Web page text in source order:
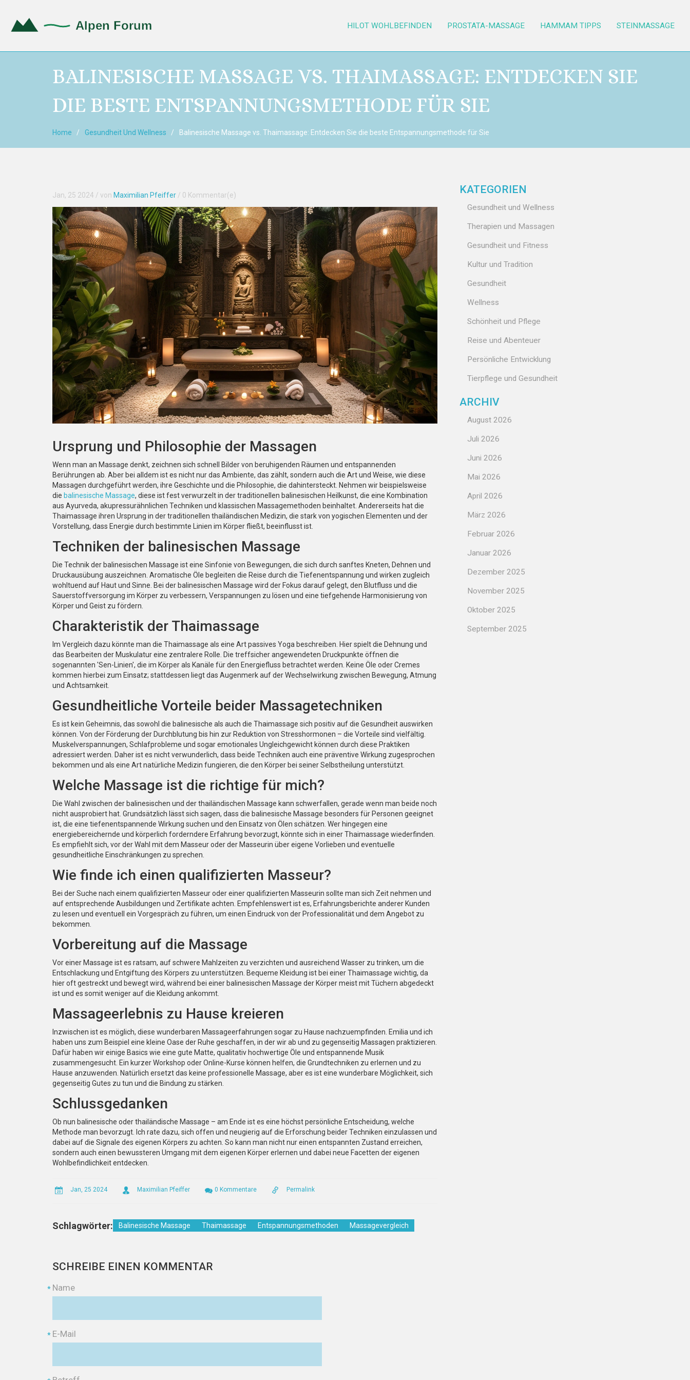
HILOT WOHLBEFINDEN PROSTATA-MASSAGE HAMMAM TIPPS STEINMASSAGE
BALINESISCHE MASSAGE VS. THAIMASSAGE: ENTDECKEN SIE
DIE BESTE ENTSPANNUNGSMETHODE FÜR SIE
Home Gesundheit Und Wellness Balinesische Massage vs. Thaimassage: Entdecken Sie die beste Entspannungsmethode für Sie
Jan, 25 2024 / von Maximilian Pfeiffer / 0 Kommentar(e)
Ursprung und Philosophie der Massagen
Wenn man an Massage denkt, zeichnen sich schnell Bilder von beruhigenden Räumen und entspannenden
Berührungen ab. Aber bei alldem ist es nicht nur das Ambiente, das zählt, sondern auch die Art und Weise, wie diese
Massagen durchgeführt werden, ihre Geschichte und die Philosophie, die dahintersteckt. Nehmen wir beispielsweise
die balinesische Massage, diese ist fest verwurzelt in der traditionellen balinesischen Heilkunst, die eine Kombination
aus Ayurveda, akupressurähnlichen Techniken und klassischen Massagemethoden beinhaltet. Andererseits hat die
Thaimassage ihren Ursprung in der traditionellen thailändischen Medizin, die stark von yogischen Elementen und der
Vorstellung, dass Energie durch bestimmte Linien im Körper fließt, beeinflusst ist.
Techniken der balinesischen Massage
Die Technik der balinesischen Massage ist eine Sinfonie von Bewegungen, die sich durch sanftes Kneten, Dehnen und
Druckausübung auszeichnen. Aromatische Öle begleiten die Reise durch die Tiefenentspannung und wirken zugleich
wohltuend auf Haut und Sinne. Bei der balinesischen Massage wird der Fokus darauf gelegt, den Blutfluss und die
Sauerstoffversorgung im Körper zu verbessern, Verspannungen zu lösen und eine tiefgehende Harmonisierung von
Körper und Geist zu fördern.
Charakteristik der Thaimassage
Im Vergleich dazu könnte man die Thaimassage als eine Art passives Yoga beschreiben. Hier spielt die Dehnung und
das Bearbeiten der Muskulatur eine zentralere Rolle. Die treffsicher angewendeten Druckpunkte öffnen die
sogenannten 'Sen-Linien', die im Körper als Kanäle für den Energiefluss betrachtet werden. Keine Öle oder Cremes
kommen hierbei zum Einsatz; stattdessen liegt das Augenmerk auf der Wechselwirkung zwischen Bewegung, Atmung
und Achtsamkeit.
Gesundheitliche Vorteile beider Massagetechniken
Es ist kein Geheimnis, das sowohl die balinesische als auch die Thaimassage sich positiv auf die Gesundheit auswirken
können. Von der Förderung der Durchblutung bis hin zur Reduktion von Stresshormonen – die Vorteile sind vielfältig.
Muskelverspannungen, Schlafprobleme und sogar emotionales Ungleichgewicht können durch diese Praktiken
adressiert werden. Daher ist es nicht verwunderlich, dass beide Techniken auch eine präventive Wirkung zugesprochen
bekommen und als eine Art natürliche Medizin fungieren, die den Körper bei seiner Selbstheilung unterstützt.
Welche Massage ist die richtige für mich?
Die Wahl zwischen der balinesischen und der thailändischen Massage kann schwerfallen, gerade wenn man beide noch
nicht ausprobiert hat. Grundsätzlich lässt sich sagen, dass die balinesische Massage besonders für Personen geeignet
ist, die eine tiefenentspannende Wirkung suchen und den Einsatz von Ölen schätzen. Wer hingegen eine
energiebereichernde und körperlich forderndere Erfahrung bevorzugt, könnte sich in einer Thaimassage wiederfinden.
Es empfiehlt sich, vor der Wahl mit dem Masseur oder der Masseurin über eigene Vorlieben und eventuelle
gesundheitliche Einschränkungen zu sprechen.
Wie finde ich einen qualifizierten Masseur?
Bei der Suche nach einem qualifizierten Masseur oder einer qualifizierten Masseurin sollte man sich Zeit nehmen und
auf entsprechende Ausbildungen und Zertifikate achten. Empfehlenswert ist es, Erfahrungsberichte anderer Kunden
zu lesen und eventuell ein Vorgespräch zu führen, um einen Eindruck von der Professionalität und dem Angebot zu
bekommen.
Vorbereitung auf die Massage
Vor einer Massage ist es ratsam, auf schwere Mahlzeiten zu verzichten und ausreichend Wasser zu trinken, um die
Entschlackung und Entgiftung des Körpers zu unterstützen. Bequeme Kleidung ist bei einer Thaimassage wichtig, da
hier oft gestreckt und bewegt wird, während bei einer balinesischen Massage der Körper meist mit Tüchern abgedeckt
ist und es somit weniger auf die Kleidung ankommt.
Massageerlebnis zu Hause kreieren
Inzwischen ist es möglich, diese wunderbaren Massageerfahrungen sogar zu Hause nachzuempfinden. Emilia und ich
haben uns zum Beispiel eine kleine Oase der Ruhe geschaffen, in der wir ab und zu gegenseitig Massagen praktizieren.
Dafür haben wir einige Basics wie eine gute Matte, qualitativ hochwertige Öle und entspannende Musik
zusammengesucht. Ein kurzer Workshop oder Online-Kurse können helfen, die Grundtechniken zu erlernen und zu
Hause anzuwenden. Natürlich ersetzt das keine professionelle Massage, aber es ist eine wunderbare Möglichkeit, sich
gegenseitig Gutes zu tun und die Bindung zu stärken.
Schlussgedanken
Ob nun balinesische oder thailändische Massage – am Ende ist es eine höchst persönliche Entscheidung, welche
Methode man bevorzugt. Ich rate dazu, sich offen und neugierig auf die Erforschung beider Techniken einzulassen und
dabei auf die Signale des eigenen Körpers zu achten. So kann man nicht nur einen entspannten Zustand erreichen,
sondern auch einen bewussteren Umgang mit dem eigenen Körper erlernen und dabei neue Facetten der eigenen
Wohlbefindlichkeit entdecken.
Jan, 25 2024 Maximilian Pfeiffer 0 Kommentare Permalink
Schlagwörter: Balinesische Massage Thaimassage Entspannungsmethoden Massagevergleich
SCHREIBE EINEN KOMMENTAR
Name
*
E-Mail
*
KATEGORIEN
Gesundheit und Wellness
Therapien und Massagen
Gesundheit und Fitness
Kultur und Tradition
Gesundheit
Wellness
Schönheit und Pflege
Reise und Abenteuer
Persönliche Entwicklung
Tierpflege und Gesundheit
ARCHIV
August 2026
Juli 2026
Juni 2026
Mai 2026
April 2026
März 2026
Februar 2026
Januar 2026
Dezember 2025
November 2025
Oktober 2025
September 2025